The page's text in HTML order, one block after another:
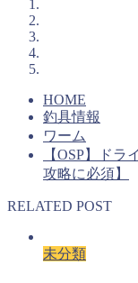
HOME
釣具情報
ワーム
【OSP】ド
攻略に必須】
RELATED POST